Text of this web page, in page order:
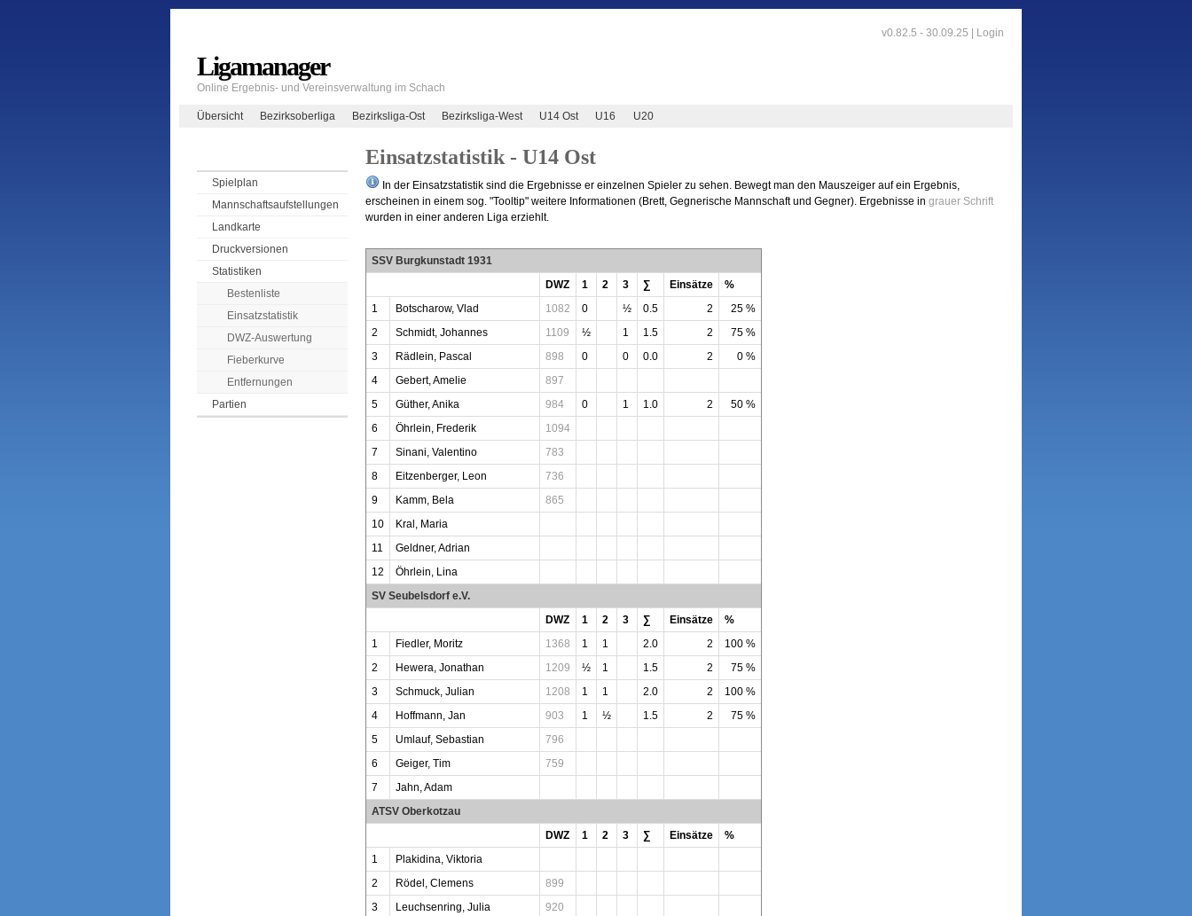
v0.82.5 - 30.09.25 | Login
Ligamanager
Online Ergebnis- und Vereinsverwaltung im Schach
Übersicht Bezirksoberliga Bezirksliga-Ost Bezirksliga-West U14 Ost U16 U20
Spielplan
Mannschaftsaufstellungen
Landkarte
Druckversionen
Statistiken
Bestenliste
Einsatzstatistik
DWZ-Auswertung
Fieberkurve
Entfernungen
Partien
Einsatzstatistik - U14 Ost
In der Einsatzstatistik sind die Ergebnisse er einzelnen Spieler zu sehen. Bewegt man den Mauszeiger auf ein Ergebnis,
erscheinen in einem sog. "Tooltip" weitere Informationen (Brett, Gegnerische Mannschaft und Gegner). Ergebnisse in grauer Schrift
wurden in einer anderen Liga erziehlt.
SSV Burgkunstadt 1931
DWZ
1 2 3 ∑ Einsätze
%
1
Botscharow, Vlad 1082 0 ½ 0.5 2
25 %
2
Schmidt, Johannes 1109 ½ 1 1.5 2
75 %
3
Rädlein, Pascal 898 0 0 0.0 2
0 %
4
Gebert, Amelie
897
5
Güther, Anika 984 0 1 1.0 2
50 %
6
Öhrlein, Frederik
1094
7
Sinani, Valentino
783
8
Eitzenberger, Leon
736
9
Kamm, Bela
865
10
Kral, Maria
11
Geldner, Adrian
12
Öhrlein, Lina
SV Seubelsdorf e.V.
DWZ
1 2 3 ∑ Einsätze
%
1
Fiedler, Moritz 1368 1 1 2.0 2
100 %
2
Hewera, Jonathan 1209 ½ 1 1.5 2
75 %
3
Schmuck, Julian 1208 1 1 2.0 2
100 %
4
Hoffmann, Jan 903 1 ½ 1.5 2
75 %
5
Umlauf, Sebastian
796
6
Geiger, Tim
759
7
Jahn, Adam
ATSV Oberkotzau
DWZ
1 2 3 ∑ Einsätze
%
1
Plakidina, Viktoria
2
Rödel, Clemens
899
3
Leuchsenring, Julia
920